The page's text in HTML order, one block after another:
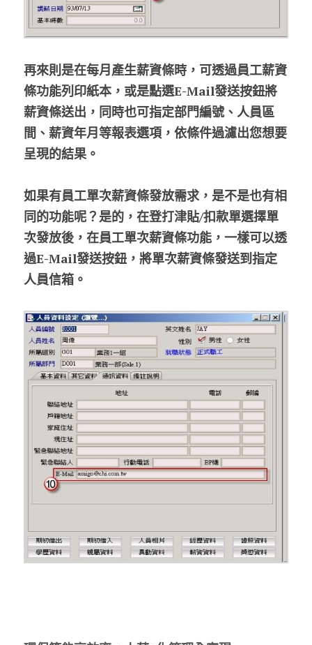
再來則是在每月產生薪資條時，可透過員工薪資
條功能列印紙本，或是點選E-Mail發送按鈕將
薪資條送出，同時也可指定部門編號、人員區
間、薪資年月等報表選項，依條件過濾出您想要
呈現的結果。
如果有員工單次薪資條發放需求，是不是也有相
同的功能呢？是的，在登打津貼/扣款單選擇單
次發放後，在員工單次薪資條功能，一樣可以透
過E-Mail發送按鈕，將單次薪資條發送到指定
人員信箱。